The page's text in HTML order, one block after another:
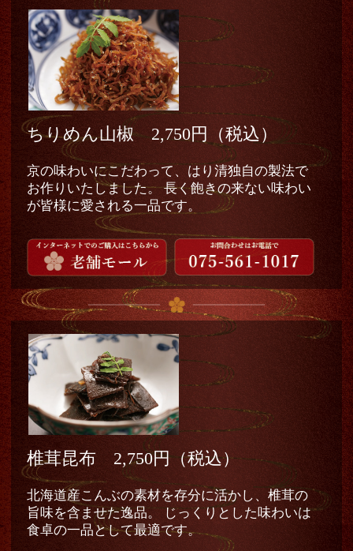
ちりめん山椒 2,750円（税込）
京の味わいにこだわって、はり清独自の製法で
お作りいたしました。 長く飽きの来ない味わい
が皆様に愛される一品です。
椎茸昆布 2,750円（税込）
北海道産こんぶの素材を存分に活かし、椎茸の
旨味を含ませた逸品。 じっくりとした味わいは
食卓の一品として最適です。